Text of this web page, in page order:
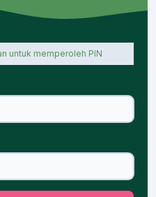
untuk memperoleh PIN